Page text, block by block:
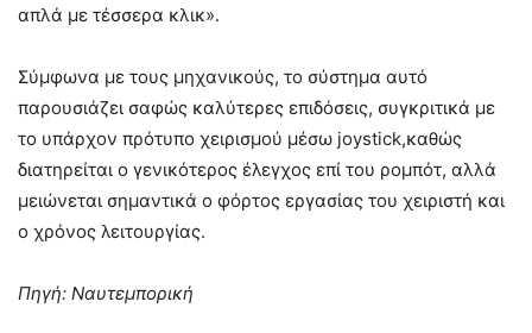
απλά με τέσσερα κλικ».
Σύμφωνα με τους μηχανικούς, το σύστημα αυτό
παρουσιάζει σαφώς καλύτερες επιδόσεις, συγκριτικά με
το υπάρχον πρότυπο χειρισμού μέσω joystick,καθώς
διατηρείται ο γενικότερος έλεγχος επί του ρομπότ, αλλά
μειώνεται σημαντικά ο φόρτος εργασίας του χειριστή και
ο χρόνος λειτουργίας.
Πηγή: Ναυτεμπορική